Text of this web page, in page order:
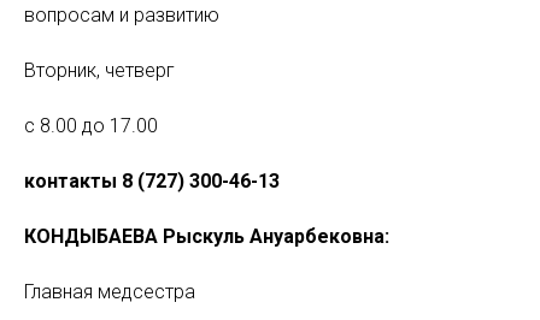
вопросам и развитию
Вторник, четверг
с 8.00 до 17.00
контакты 8 (727) 300-46-13
КОНДЫБАЕВА Рыскуль Ануарбековна:
Главная медсестра